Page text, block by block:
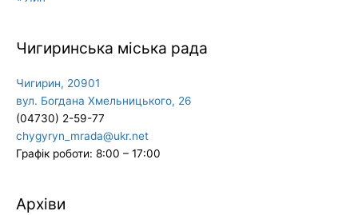
Чигиринська міська рада
Чигирин, 20901
вул. Богдана Хмельницького, 26
(04730) 2-59-77
chygyryn_mrada@ukr.net
Графік роботи: 8:00 – 17:00
Архіви
Архіви